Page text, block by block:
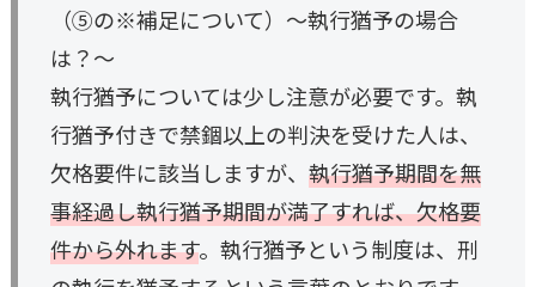
（⑤の※補足について）～執行猶予の場合
は？～
執行猶予については少し注意が必要です。執
行猶予付きで禁錮以上の判決を受けた人は、
欠格要件に該当しますが、 執行猶予期間を無
事経過し執行猶予期間が満了すれば、欠格要
件から外れます。執行猶予という制度は、刑